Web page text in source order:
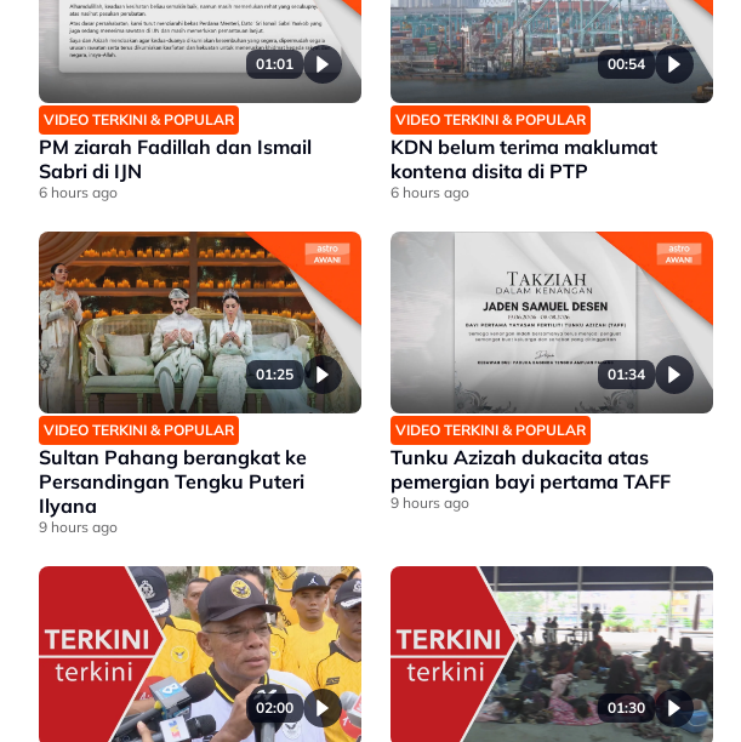
01:01
VIDEO TERKINI & POPULAR
PM ziarah Fadillah dan Ismail
Sabri di IJN
6 hours ago
00:54
VIDEO TERKINI & POPULAR
KDN belum terima maklumat
kontena disita di PTP
6 hours ago
01:25
VIDEO TERKINI & POPULAR
Sultan Pahang berangkat ke
Persandingan Tengku Puteri
Ilyana
9 hours ago
01:34
VIDEO TERKINI & POPULAR
Tunku Azizah dukacita atas
pemergian bayi pertama TAFF
9 hours ago
02:00 01:30